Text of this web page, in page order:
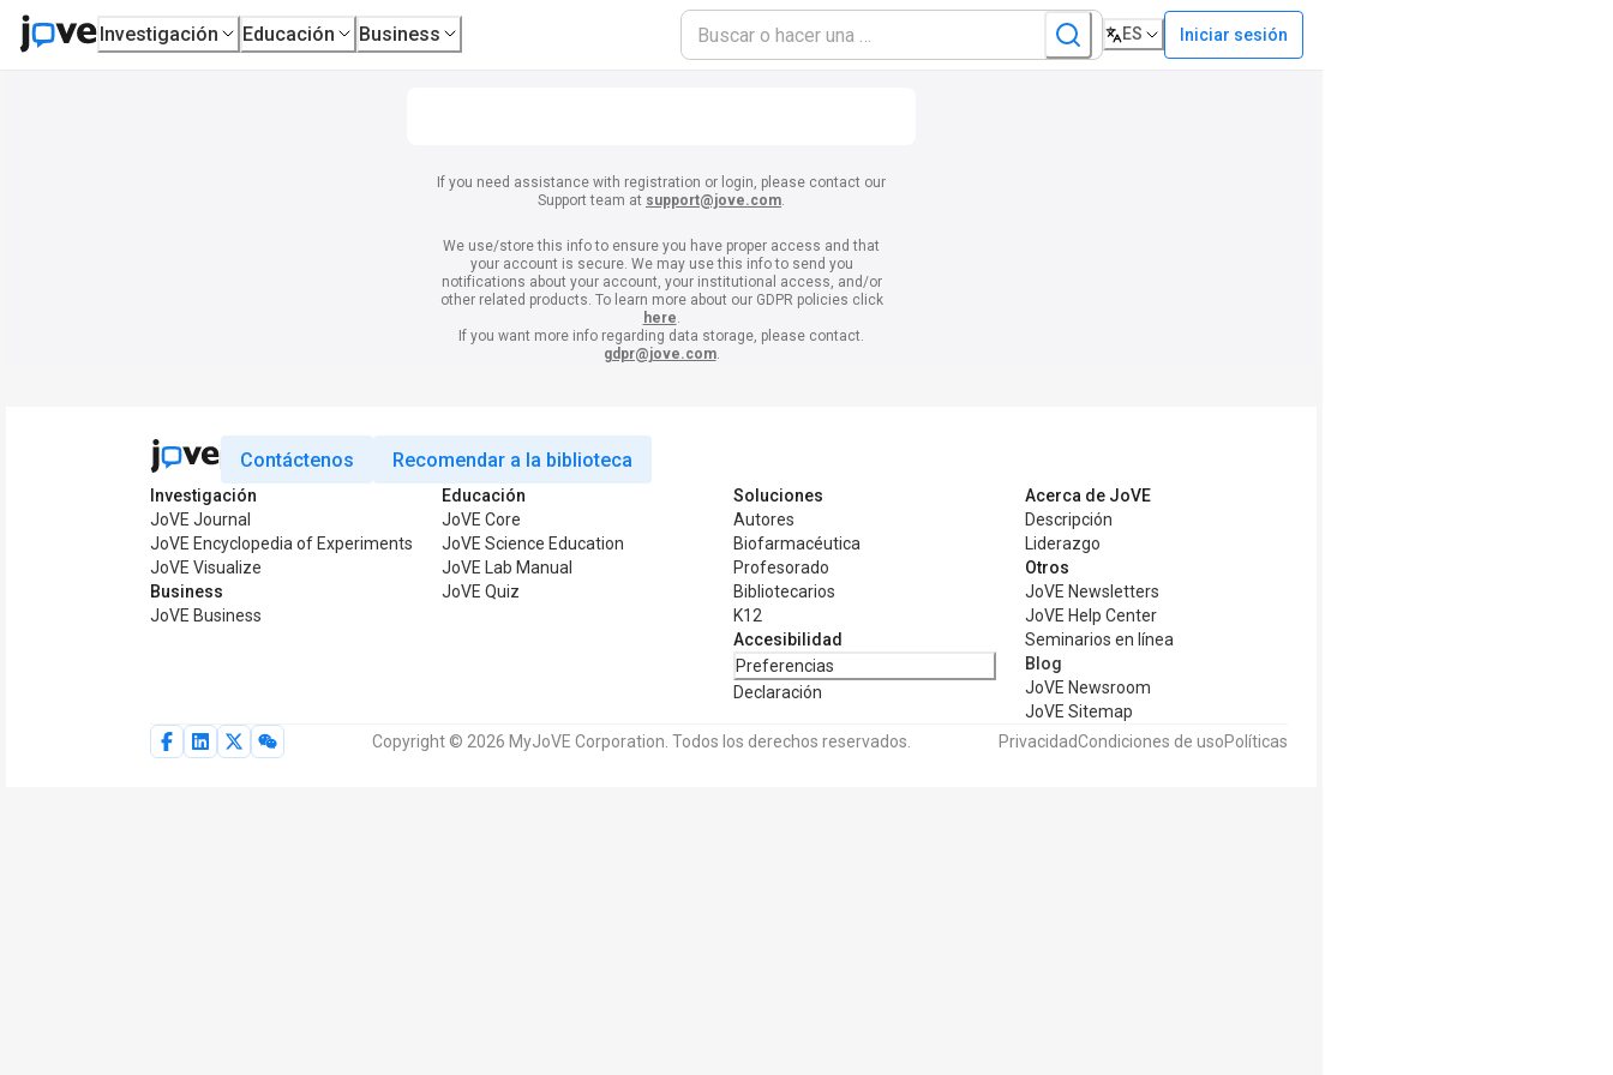
Investigación Educación Business ES Iniciar sesión
If you need assistance with registration or login, please contact our
Support team at support@jove.com.
We use/store this info to ensure you have proper access and that
your account is secure. We may use this info to send you
notifications about your account, your institutional access, and/or
other related products. To learn more about our GDPR policies click
here.
If you want more info regarding data storage, please contact.
gdpr@jove.com.
Contáctenos Recomendar a la biblioteca
Investigación
JoVE Journal
JoVE Encyclopedia of Experiments
JoVE Visualize
Business
JoVE Business
Educación
JoVE Core
JoVE Science Education
JoVE Lab Manual
JoVE Quiz
Soluciones
Autores
Biofarmacéutica
Profesorado
Bibliotecarios
K12
Accesibilidad
Preferencias
Declaración
Acerca de JoVE
Descripción
Liderazgo
Otros
JoVE Newsletters
JoVE Help Center
Seminarios en línea
Blog
JoVE Newsroom
JoVE Sitemap
Copyright © 2026 MyJoVE Corporation. Todos los derechos reservados.
PrivacidadCondiciones de usoPolíticas